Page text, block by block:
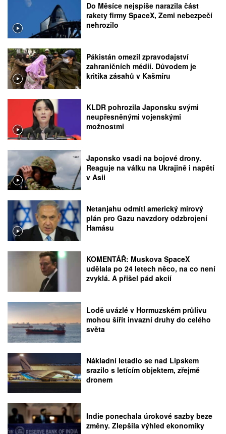
Do Měsíce nejspíše narazila část
rakety firmy SpaceX, Zemi nebezpečí
nehrozilo
Pákistán omezil zpravodajství
zahraničních médií. Důvodem je
kritika zásahů v Kašmíru
KLDR pohrozila Japonsku svými
neupřesněnými vojenskými
možnostmi
Japonsko vsadí na bojové drony.
Reaguje na válku na Ukrajině i napětí
v Asii
Netanjahu odmítl americký mírový
plán pro Gazu navzdory odzbrojení
Hamásu
KOMENTÁŘ: Muskova SpaceX
udělala po 24 letech něco, na co není
zvyklá. A přišel pád akcií
Lodě uvázlé v Hormuzském průlivu
mohou šířit invazní druhy do celého
světa
Nákladní letadlo se nad Lipskem
srazilo s letícím objektem, zřejmě
dronem
Indie ponechala úrokové sazby beze
změny. Zlepšila výhled ekonomiky